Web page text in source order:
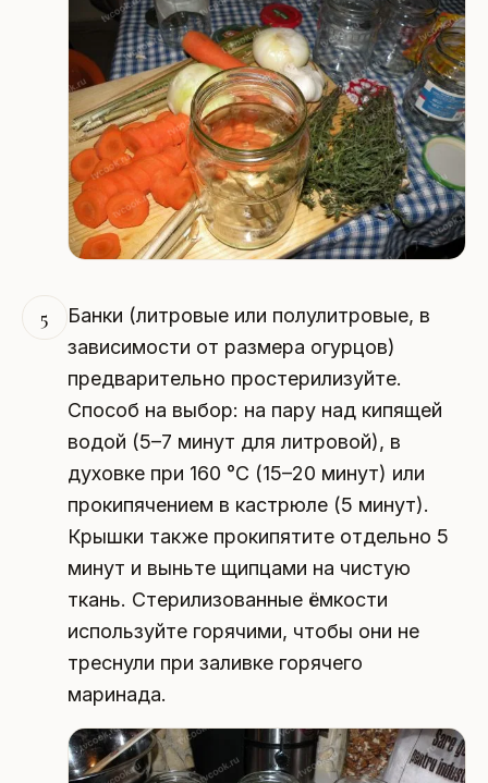
5
Банки (литровые или полулитровые, в
зависимости от размера огурцов)
предварительно простерилизуйте.
Способ на выбор: на пару над кипящей
водой (5–7 минут для литровой), в
духовке при 160 °C (15–20 минут) или
прокипячением в кастрюле (5 минут).
Крышки также прокипятите отдельно 5
минут и выньте щипцами на чистую
ткань. Стерилизованные ёмкости
используйте горячими, чтобы они не
треснули при заливке горячего
маринада.